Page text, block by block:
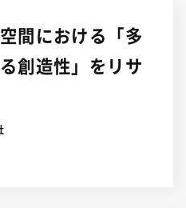
間における「多
創造性」をリサ